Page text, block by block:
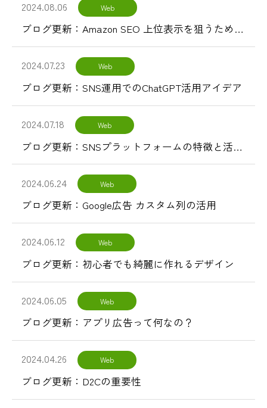
2024.08.06 Web
ブログ更新：Amazon SEO 上位表示を狙うための対策
2024.07.23 Web
ブログ更新：SNS運用でのChatGPT活用アイデア
2024.07.18 Web
ブログ更新：SNSプラットフォームの特徴と活用方法
2024.06.24 Web
ブログ更新：Google広告 カスタム列の活用
2024.06.12 Web
ブログ更新：初心者でも綺麗に作れるデザイン
2024.06.05 Web
ブログ更新：アプリ広告って何なの？
2024.04.26 Web
ブログ更新：D2Cの重要性